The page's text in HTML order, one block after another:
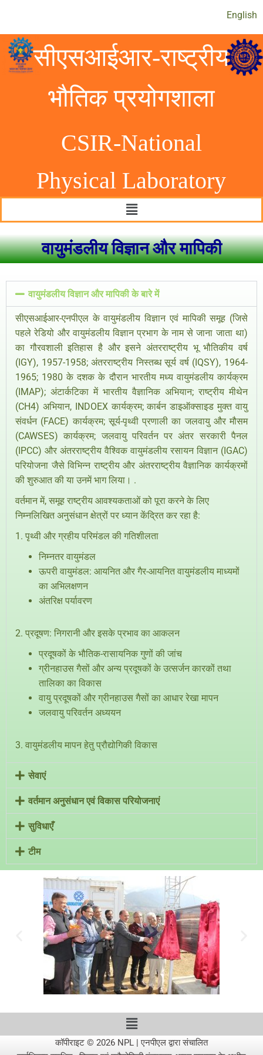
English
सीएसआईआर-राष्ट्रीय
भौतिक प्रयोगशाला
CSIR-National
Physical Laboratory
वायुमंडलीय विज्ञान और मापिकी
वायुमंडलीय विज्ञान और मापिकी के बारे में
सीएसआईआर-एनपीएल के वायुमंडलीय विज्ञान एवं मापिकी समूह (जिसे
पहले रेडियो और वायुमंडलीय विज्ञान प्रभाग के नाम से जाना जाता था)
का गौरवशाली इतिहास है और इसने अंतरराष्ट्रीय भू भौतिकीय वर्ष
(IGY), 1957-1958; अंतरराष्ट्रीय निस्तब्ध सूर्य वर्ष (IQSY), 1964-
1965; 1980 के दशक के दौरान भारतीय मध्य वायुमंडलीय कार्यक्रम
(IMAP); अंटार्कटिका में भारतीय वैज्ञानिक अभियान; राष्ट्रीय मीथेन
(CH4) अभियान, INDOEX कार्यक्रम; कार्बन डाइऑक्साइड मुक्त वायु
संवर्धन (FACE) कार्यक्रम; सूर्य-पृथ्वी प्रणाली का जलवायु और मौसम
(CAWSES) कार्यक्रम; जलवायु परिवर्तन पर अंतर सरकारी पैनल
(IPCC) और अंतरराष्ट्रीय वैश्विक वायुमंडलीय रसायन विज्ञान (IGAC)
परियोजना जैसे विभिन्न राष्ट्रीय और अंतरराष्ट्रीय वैज्ञानिक कार्यक्रमों
की शुरुआत की या उनमें भाग लिया। .
वर्तमान में, समूह राष्ट्रीय आवश्यकताओं को पूरा करने के लिए
निम्नलिखित अनुसंधान क्षेत्रों पर ध्यान केंद्रित कर रहा है:
1. पृथ्वी और ग्रहीय परिमंडल की गतिशीलता
निम्नतर वायुमंडल
ऊपरी वायुमंडल: आयनित और गैर-आयनित वायुमंडलीय माध्यमों
का अभिलक्षणन
अंतरिक्ष पर्यावरण
2. प्रदूषण: निगरानी और इसके प्रभाव का आकलन
प्रदूषकों के भौतिक-रासायनिक गुणों की जांच
ग्रीनहाउस गैसों और अन्य प्रदूषकों के उत्सर्जन कारकों तथा
तालिका का विकास
वायु प्रदूषकों और ग्रीनहाउस गैसों का आधार रेखा मापन
जलवायु परिवर्तन अध्ययन
3. वायुमंडलीय मापन हेतु प्रौद्योगिकी विकास
सेवाएं
वर्तमान अनुसंधान एवं विकास परियोजनाएं
सुविधाएँ
टीम
कॉपीराइट © 2026 NPL | एनपीएल द्वारा संचालित